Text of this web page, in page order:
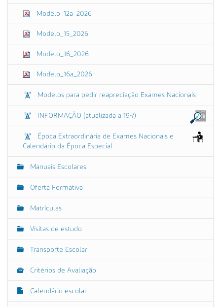
Modelo_12a_2026
Modelo_15_2026
Modelo_16_2026
Modelo_16a_2026
Modelos para pedir reapreciação Exames Nacionais
INFORMAÇÃO (atualizada a 19-7)
Época Extraordinária de Exames Nacionais e
Calendário da Época Especial
Manuais Escolares
Oferta Formativa
Matrículas
Visitas de estudo
Transporte Escolar
Critérios de Avaliação
Calendário escolar